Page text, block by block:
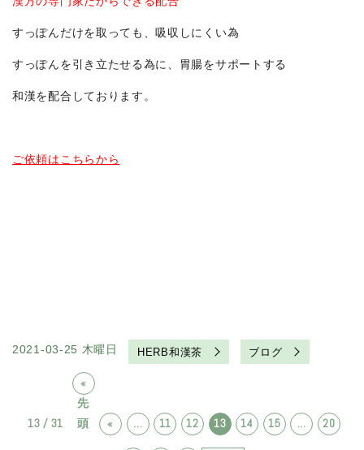
すっぽんだけを取っても、吸収しにくい為
すっぽんを引き立たせる為に、胃腸をサポートする
和漢を配合しております。
ご依頼はこちらから
2021-03-25 木曜日 HERB和漢茶 ブログ
13 / 31
«
先
頭
« ... 11 12 13 14 15 ... 20